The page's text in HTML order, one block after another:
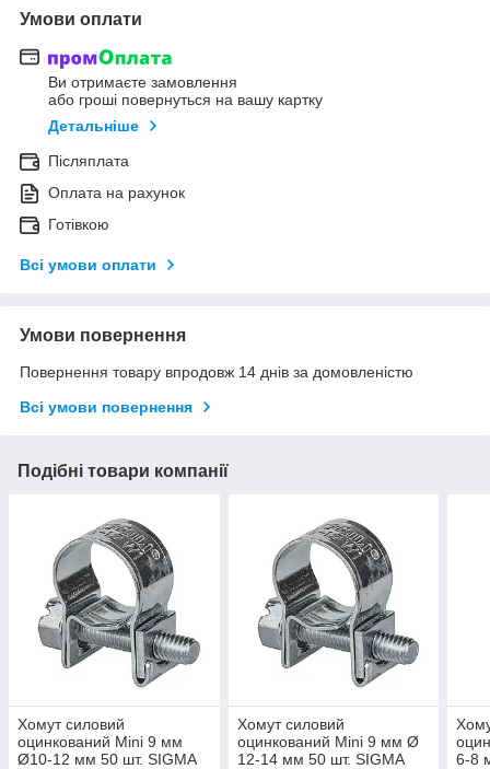
Умови оплати
Ви отримаєте замовлення
або гроші повернуться на вашу картку
Детальніше
Післяплата
Оплата на рахунок
Готівкою
Всі умови оплати
Умови повернення
Повернення товару впродовж 14 днів за домовленістю
Всі умови повернення
Подібні товари компанії
Хомут силовий
оцинкований Mini 9 мм
Ø10-12 мм 50 шт. SIGMA
Хомут силовий
оцинкований Mini 9 мм Ø
12-14 мм 50 шт. SIGMA
6-8